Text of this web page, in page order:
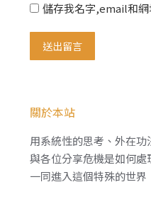
儲存我名字,email和
送出留言
關於本站
用系統性的思考、外在
與各位分享危機是如何
一同進入這個特殊的世界